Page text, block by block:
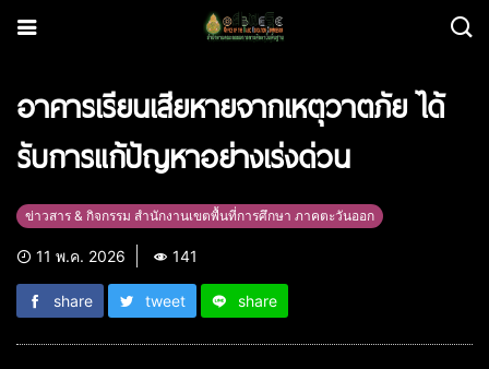
อาคารเรียนเสียหายจากเหตุวาตภัย ได้
รับการแก้ปัญหาอย่างเร่งด่วน
ข่าวสาร & กิจกรรม สำนักงานเขตพื้นที่การศึกษา ภาคตะวันออก
11 พ.ค. 2026 141
share tweet share